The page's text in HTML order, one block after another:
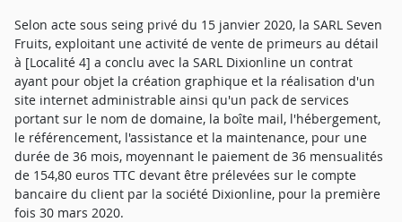
Selon acte sous seing privé du 15 janvier 2020, la SARL Seven
Fruits, exploitant une activité de vente de primeurs au détail
à [Localité 4] a conclu avec la SARL Dixionline un contrat
ayant pour objet la création graphique et la réalisation d'un
site internet administrable ainsi qu'un pack de services
portant sur le nom de domaine, la boîte mail, l'hébergement,
le référencement, l'assistance et la maintenance, pour une
durée de 36 mois, moyennant le paiement de 36 mensualités
de 154,80 euros TTC devant être prélevées sur le compte
bancaire du client par la société Dixionline, pour la première
fois 30 mars 2020.